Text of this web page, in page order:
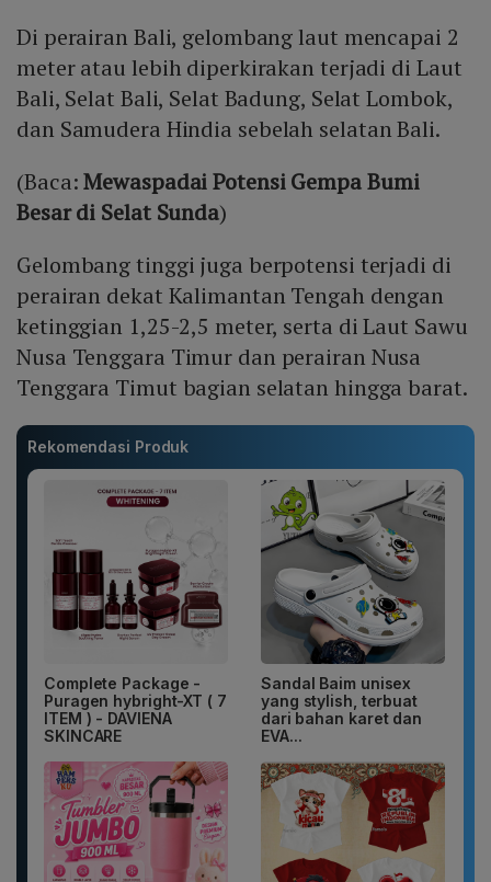
Di perairan Bali, gelombang laut mencapai 2
meter atau lebih diperkirakan terjadi di Laut
Bali, Selat Bali, Selat Badung, Selat Lombok,
dan Samudera Hindia sebelah selatan Bali.
(Baca:Mewaspadai Potensi Gempa Bumi
Besar di Selat Sunda)
Gelombang tinggi juga berpotensi terjadi di
perairan dekat Kalimantan Tengah dengan
ketinggian 1,25-2,5 meter, serta di Laut Sawu
Nusa Tenggara Timur dan perairan Nusa
Tenggara Timut bagian selatan hingga barat.
Rekomendasi Produk
Complete Package -
Puragen hybright-XT ( 7
ITEM ) - DAVIENA
SKINCARE
Sandal Baim unisex
yang stylish, terbuat
dari bahan karet dan
EVA...